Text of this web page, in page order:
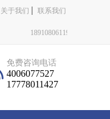
关于我们 联系我们
18910806119
免费咨询电话
4006077527
17778011427